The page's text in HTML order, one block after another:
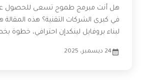
هل أنت مبرمج طموح تسعى للحصول
في كبرى الشركات التقنية؟ هذه
لبناء بروفايل لينكدإن احترافي، خطوة
24 ديسمبر، 2025